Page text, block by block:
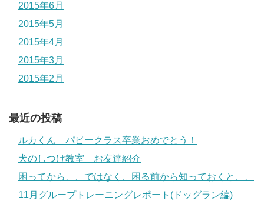
2015年6月
2015年5月
2015年4月
2015年3月
2015年2月
最近の投稿
ルカくん パピークラス卒業おめでとう！
犬のしつけ教室 お友達紹介
困ってから、、ではなく、困る前から知っておくと、、
11月グループトレーニングレポート(ドッグラン編)